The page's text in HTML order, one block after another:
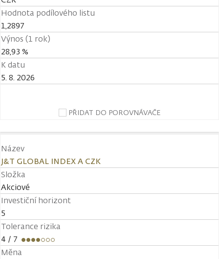
Hodnota podílového listu
1,2897
Výnos (1 rok)
28,93 %
K datu
5. 8. 2026
PŘIDAT DO POROVNÁVAČE
Název
J&T GLOBAL INDEX A CZK
Složka
Akciové
Investiční horizont
5
Tolerance rizika
4 / 7
Měna